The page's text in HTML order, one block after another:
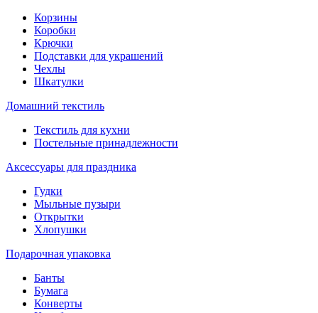
Корзины
Коробки
Крючки
Подставки для украшений
Чехлы
Шкатулки
Домашний текстиль
Текстиль для кухни
Постельные принадлежности
Аксессуары для праздника
Гудки
Мыльные пузыри
Открытки
Хлопушки
Подарочная упаковка
Банты
Бумага
Конверты